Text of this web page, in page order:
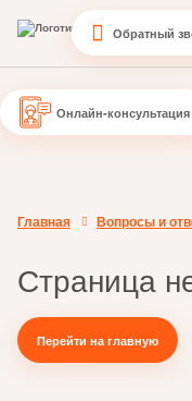
Обратный
Онлайн-консультация
Главная Вопросы и
Страница
Перейти на главную